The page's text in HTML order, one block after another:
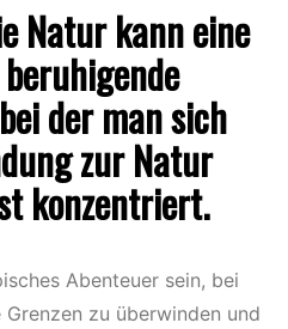
Natur kann eine
der man sich
zur Natur
konzentriert.
Abenteuer sein, bei
zu überwinden und